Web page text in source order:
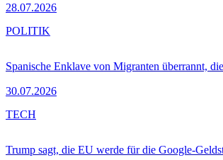
28.07.2026
Spanische Enklave von Migranten überrannt,
30.07.2026
POLITIK
Trump sagt, die EU werde für die Google-
TECH